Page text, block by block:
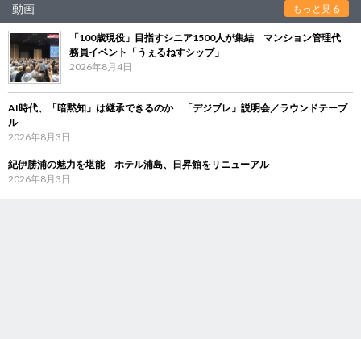
動画 もっと見る
「100歳現役」目指すシニア1500人が集結 マンション管理代
務員イベント「うぇるねすシップ」
2026年8月4日
AI時代、「暗黙知」は継承できるのか 「デジブレ」説明会／ラウンドテーブ
ル
2026年8月3日
紀伊勝浦の魅力を堪能 ホテル浦島、日昇館をリニューアル
2026年8月3日